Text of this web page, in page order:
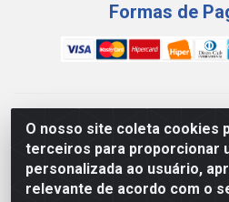
O nosso site coleta cookies
terceiros para proporcionar
personalizada ao usuário,
relevante de acordo com o
Formas de
WING DISTRIBUIDORA COMÉRCIO
DE CONSTRUÇÕES LTDA - AV.
PATRÍCIA GOMES, CAUCAIA/CE
17.523.384/